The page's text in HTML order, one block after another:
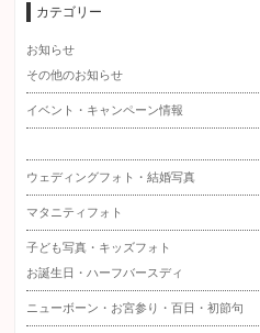
カテゴリー
お知らせ
その他のお知らせ
イベント・キャンペーン情報
ウェディングフォト・結婚写真
マタニティフォト
子ども写真・キッズフォト
お誕生日・ハーフバースディ
ニューボーン・お宮参り・百日・初節句